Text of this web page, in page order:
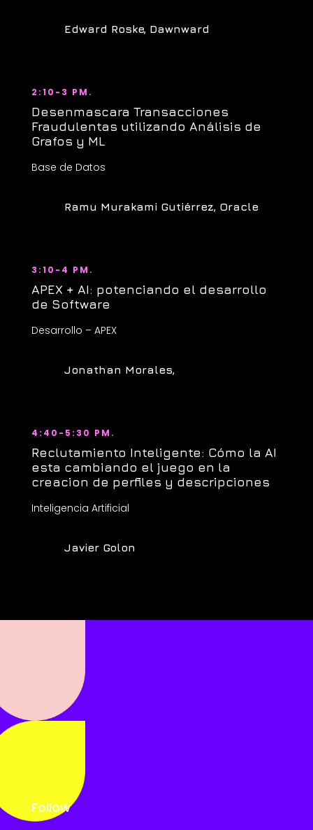
Edward Roske, Dawnward
2:10-3 PM.
Desenmascara Transacciones
Fraudulentas utilizando Análisis de
Grafos y ML
Base de Datos
Ramu Murakami Gutiérrez, Oracle
3:10-4 PM.
APEX + AI: potenciando el desarrollo
de Software
Desarrollo – APEX
Jonathan Morales,
4:40-5:30 PM.
Reclutamiento Inteligente: Cómo la AI
esta cambiando el juego en la
creacion de perfiles y descripciones
Inteligencia Artificial
Javier Golon
Follow